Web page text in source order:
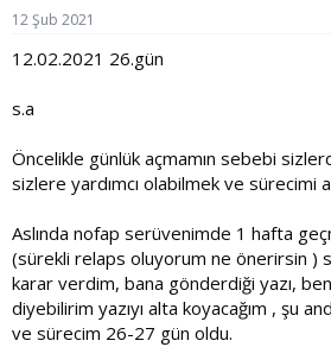
a
ş
l
t
n
ç
t
h
i
12 Şub 2021
12.02.2021 26.gün
s.a
Öncelikle günlük açmamın sebebi
sizlere yardımcı olabilmek ve sürecimi
Aslında nofap serüvenimde 1 hafta
(sürekli relaps oluyorum ne önerirsin )
karar verdim, bana gönderdiği yazı,
diyebilirim yazıyı alta koyacağım , şu
ve sürecim 26-27 gün oldu.